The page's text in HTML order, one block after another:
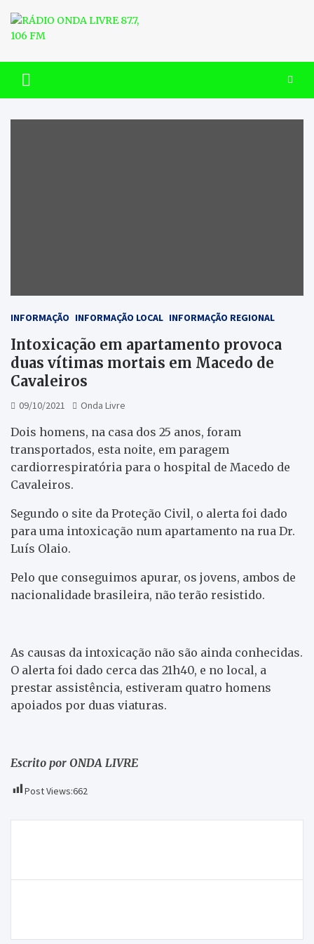
content
RÁDIO ONDA LIVRE 87.7, 106
FM
INFORMAÇÃO INFORMAÇÃO LOCAL INFORMAÇÃO REGIONAL
Intoxicação em apartamento provoca
duas vítimas mortais em Macedo de
Cavaleiros
09/10/2021 Onda Livre
Dois homens, na casa dos 25 anos, foram
transportados, esta noite, em paragem
cardiorrespiratória para o hospital de Macedo de
Cavaleiros.
Segundo o site da Proteção Civil, o alerta foi dado
para uma intoxicação num apartamento na rua Dr.
Luís Olaio.
Pelo que conseguimos apurar, os jovens, ambos de
nacionalidade brasileira, não terão resistido.
As causas da intoxicação não são ainda conhecidas.
O alerta foi dado cerca das 21h40, e no local, a
prestar assistência, estiveram quatro homens
apoiados por duas viaturas.
Escrito por ONDA LIVRE
Post Views:662
artigos